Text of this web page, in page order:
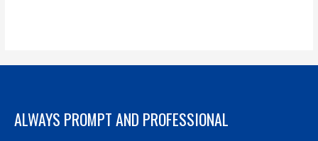
ALWAYS PROMPT AND PROFESSIONAL